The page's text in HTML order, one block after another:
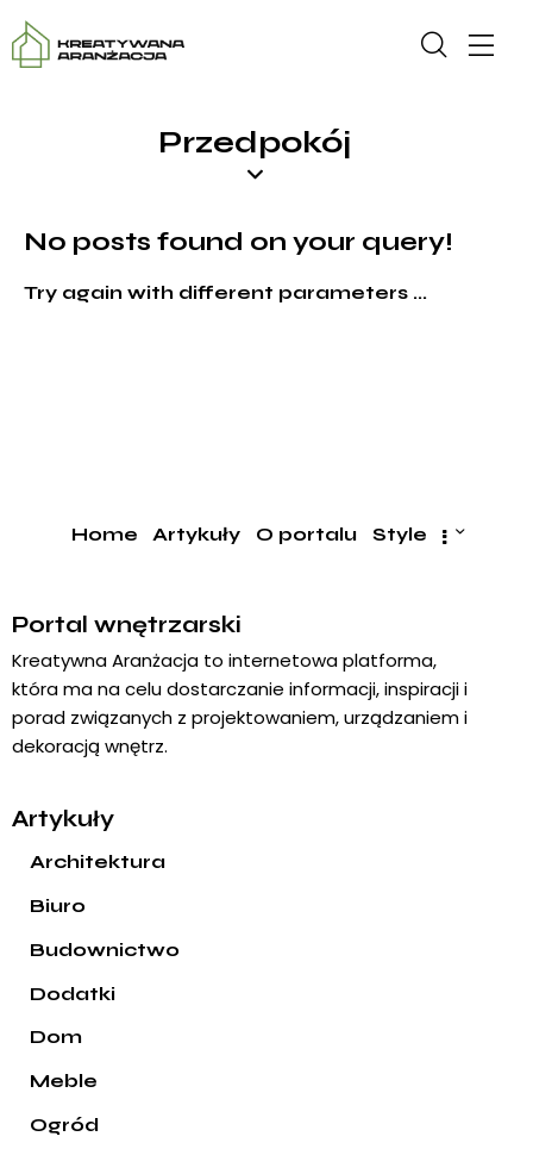
Przedpokój
No posts found on your query!
Try again with different parameters ...
Home Artykuły O portalu Style
Portal wnętrzarski
Kreatywna Aranżacja to internetowa platforma,
która ma na celu dostarczanie informacji, inspiracji i
porad związanych z projektowaniem, urządzaniem i
dekoracją wnętrz.
Artykuły
Architektura
Biuro
Budownictwo
Dodatki
Dom
Meble
Ogród